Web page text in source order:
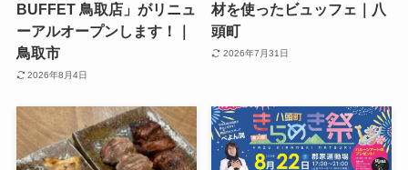
BUFFET 鳥取店」がリニュ
ーアルオープンします！｜
鳥取市
2026年8月4日
材を使ったビュッフェ｜八
頭町
2026年7月31日